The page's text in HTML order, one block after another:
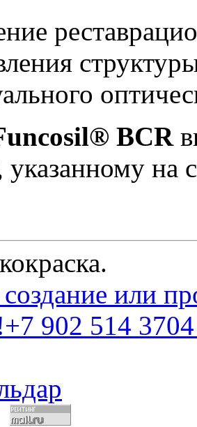
BCR
указанному на
или
+7 902 514 3704